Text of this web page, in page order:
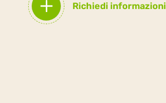
Richiedi informazioni